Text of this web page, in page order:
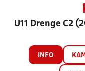
U11 Drenge C2
INFO